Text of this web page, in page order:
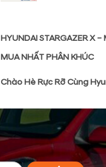
HYUNDAI STARGAZER X
MUA NHẤT PHÂN KHÚC
Chào Hè Rực Rỡ Cùng